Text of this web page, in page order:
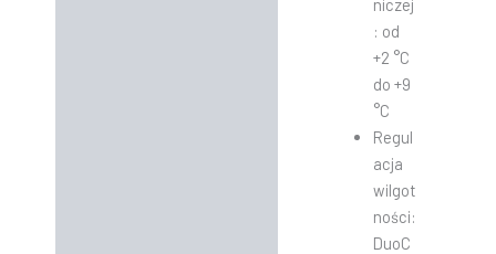
niczej
: od
+2 °C
do +9
°C
Regul
acja
wilgot
ności:
DuoC